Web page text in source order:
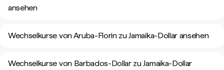
ansehen
Wechselkurse von Aruba-Florin zu Jamaika-Dollar ansehen
Wechselkurse von Barbados-Dollar zu Jamaika-Dollar